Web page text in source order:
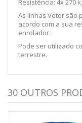
Resistência: 4x 270
As linhas Vetor são
acordo com a sua
enrolador.
Pode ser utilizado
terrestre.
30 OUTROS